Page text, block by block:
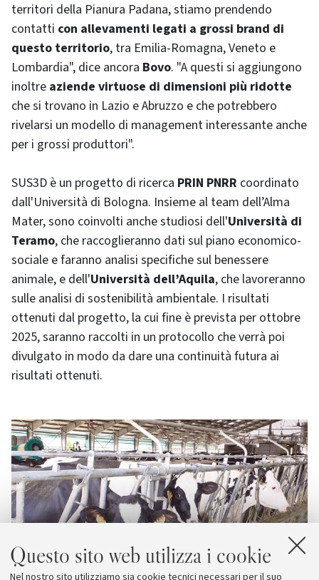
Questo sito web utilizza i cookie
Nel nostro sito utilizziamo sia cookie tecnici necessari per il suo
territori della Pianura Padana, stiamo prendendo
contatti con allevamenti legati a grossi brand di
questo territorio, tra Emilia-Romagna, Veneto e
Lombardia", dice ancora Bovo. "A questi si aggiungono
inoltre aziende virtuose di dimensioni più ridotte
che si trovano in Lazio e Abruzzo e che potrebbero
rivelarsi un modello di management interessante anche
per i grossi produttori".
SUS3D è un progetto di ricerca PRIN PNRR coordinato
dall'Università di Bologna. Insieme al team dell’Alma
Mater, sono coinvolti anche studiosi dell'Università di
Teramo, che raccoglieranno dati sul piano economico-
sociale e faranno analisi specifiche sul benessere
animale, e dell'Università dell’Aquila, che lavoreranno
sulle analisi di sostenibilità ambientale. I risultati
ottenuti dal progetto, la cui fine è prevista per ottobre
2025, saranno raccolti in un protocollo che verrà poi
divulgato in modo da dare una continuità futura ai
risultati ottenuti.